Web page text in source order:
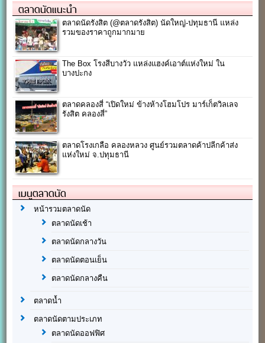
ตลาดนัดแนะนำ
ตลาดนัดรังสิต (@ตลาดรังสิต) นัดใหญ่-ปทุมธานี แหล่ง
รวมของราคาถูกมากมาย
The Box โรงสีบางวัว แหล่งแฮงค์เอาต์แห่งใหม่ ใน
บางปะกง
ตลาดคลองสี่ “เปิดใหม่ ข้างห้างโฮมโปร มาร์เก็ตวิลเลจ
รังสิต คลองสี่”
ตลาดโรงเกลือ คลองหลวง ศูนย์รวมตลาดค้าปลีกค้าส่ง
แห่งใหม่ จ.ปทุมธานี
เมนูตลาดนัด
หน้ารวมตลาดนัด
ตลาดนัดเช้า
ตลาดนัดกลางวัน
ตลาดนัดตอนเย็น
ตลาดนัดกลางคืน
ตลาดน้ำ
ตลาดนัดตามประเภท
ตลาดนัดออฟฟิศ